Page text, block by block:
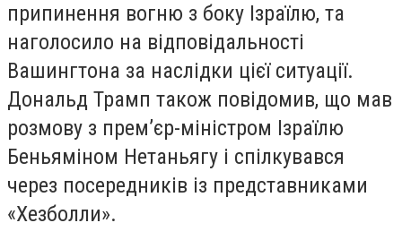
припинення вогню з боку Ізраїлю, та
наголосило на відповідальності
Вашингтона за наслідки цієї ситуації.
Дональд Трамп також повідомив, що мав
розмову з прем’єр-міністром Ізраїлю
Беньяміном Нетаньягу і спілкувався
через посередників із представниками
«Хезболли».